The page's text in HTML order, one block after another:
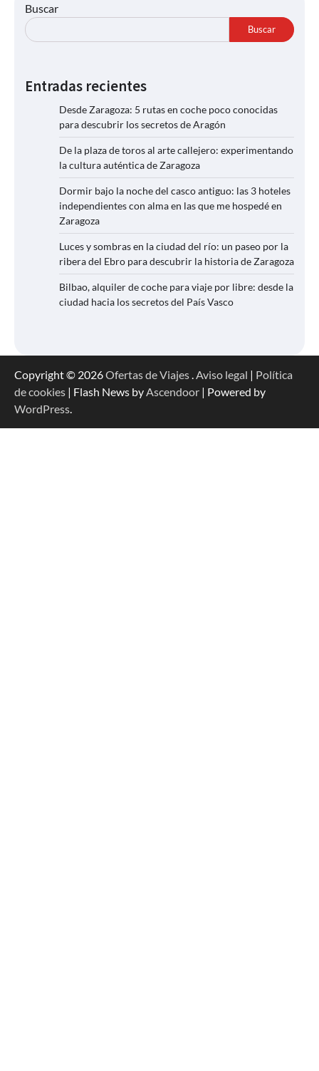
Buscar
Buscar
Entradas recientes
Desde Zaragoza: 5 rutas en coche poco conocidas
para descubrir los secretos de Aragón
De la plaza de toros al arte callejero: experimentando
la cultura auténtica de Zaragoza
Dormir bajo la noche del casco antiguo: las 3 hoteles
independientes con alma en las que me hospedé en
Zaragoza
Luces y sombras en la ciudad del río: un paseo por la
ribera del Ebro para descubrir la historia de Zaragoza
Bilbao, alquiler de coche para viaje por libre: desde la
ciudad hacia los secretos del País Vasco
Copyright © 2026Ofertas de Viajes.Aviso legal | Política
de cookies | Flash News byAscendoor | Powered by
WordPress.